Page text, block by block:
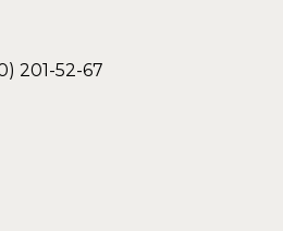
201-52-67